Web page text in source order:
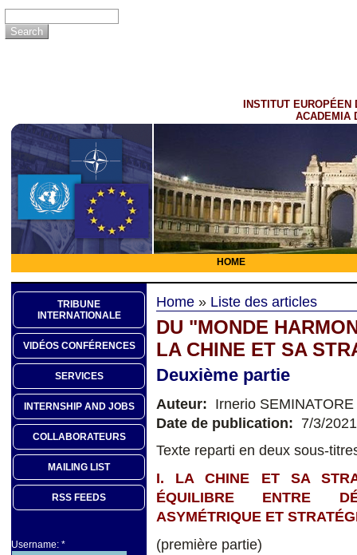
INSTITUT EUROPÉEN
ACADEMIA
HOME
TRIBUNE
INTERNATIONALE
VIDÉOS CONFÉRENCES
SERVICES
INTERNSHIP AND JOBS
COLLABORATEURS
MAILING LIST
RSS FEEDS
Username: *
Home » Liste des articles
DU "MONDE
LA CHINE ET SA
Deuxième partie
Auteur: Irnerio SEMINATORE
Date de publication: 7/3/2021
Texte reparti en deux sous-
I. LA CHINE ET SA
ÉQUILIBRE ENTRE
ASYMÉTRIQUE ET
(première partie)